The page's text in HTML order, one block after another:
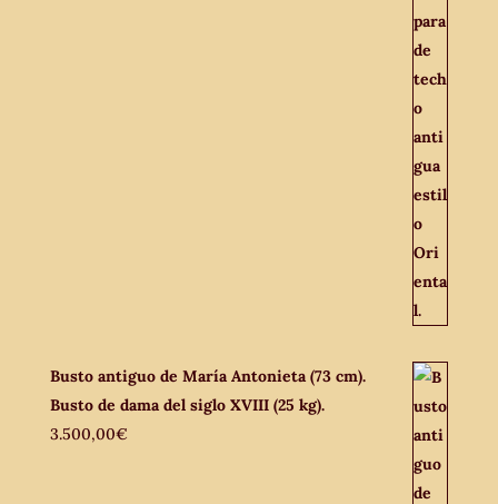
Busto antiguo de María Antonieta (73 cm).
Busto de dama del siglo XVIII (25 kg).
3.500,00€